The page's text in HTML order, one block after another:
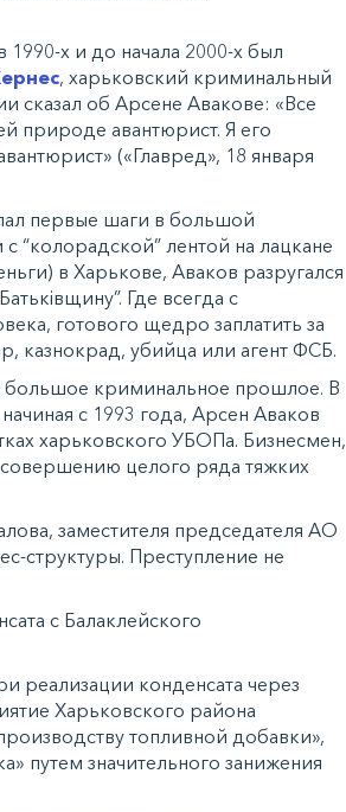
х и до начала 2000-х был
, харьковский криминальный
сказал об Арсене Авакове: «Все
природе авантюрист. Я его
(«Главред», 18 января
первые шаги в большой
“колорадской” лентой на лацкане
в Харькове, Аваков разругался
Где всегда с
готового щедро заплатить за
казнокрад, убийца или агент ФСБ.
большое криминальное прошлое. В
с 1993 года, Арсен Аваков
харьковского УБОПа. Бизнесмен,
совершению целого ряда тяжких
заместителя председателя АО
структуры. Преступление не
с Балаклейского
реализации конденсата через
Харьковского района
топливной добавки»,
путем значительного занижения